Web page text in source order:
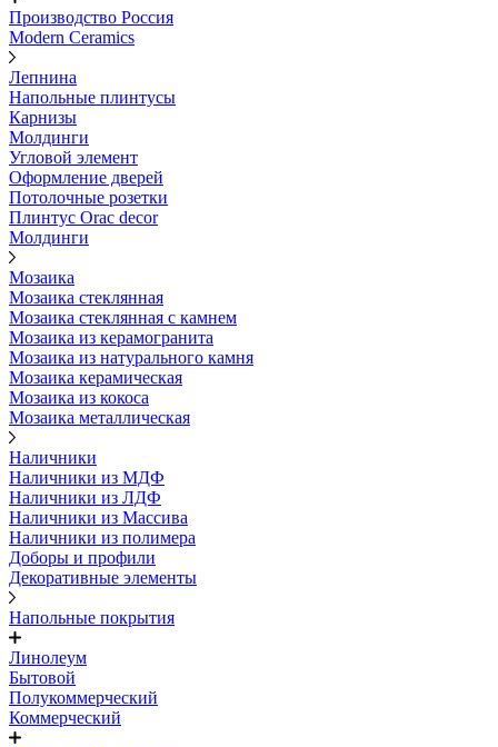
Производство Россия
Modern Ceramics
Лепнина
Напольные плинтусы
Карнизы
Молдинги
Угловой элемент
Оформление дверей
Потолочные розетки
Плинтус Orac decor
Молдинги
Мозаика
Мозаика стеклянная
Мозаика стеклянная с камнем
Мозаика из керамогранита
Мозаика из натурального камня
Мозаика керамическая
Мозаика из кокоса
Мозаика металлическая
Наличники
Наличники из МДФ
Наличники из ЛДФ
Наличники из Массива
Наличники из полимера
Доборы и профили
Декоративные элементы
Напольные покрытия
Линолеум
Бытовой
Полукоммерческий
Коммерческий